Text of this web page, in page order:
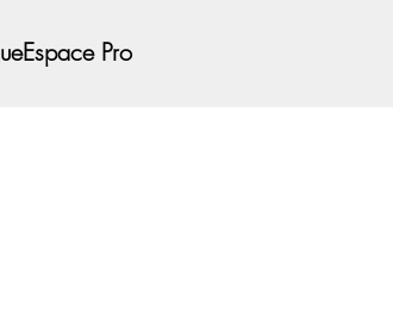
Espace Pro